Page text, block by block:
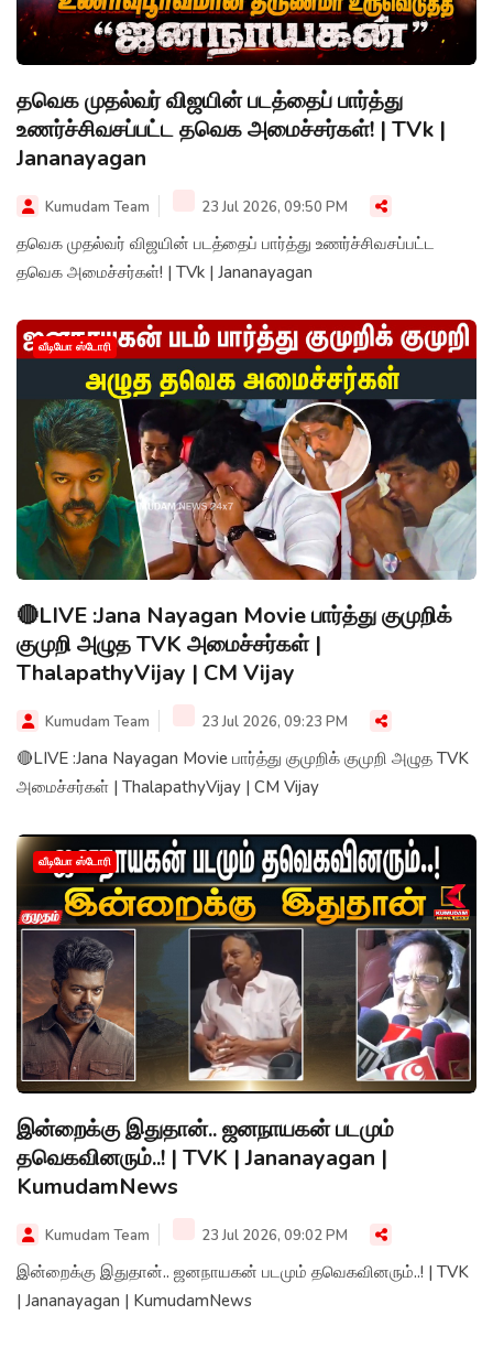
தவெக முதல்வர் விஜயின் படத்தைப் பார்த்து
உணர்ச்சிவசப்பட்ட தவெக அமைச்சர்கள்! | TVk |
Jananayagan
Kumudam Team 23 Jul 2026, 09:50 PM
தவெக முதல்வர் விஜயின் படத்தைப் பார்த்து உணர்ச்சிவசப்பட்ட
தவெக அமைச்சர்கள்! | TVk | Jananayagan
வீடியோ ஸ்டோரி
🔴LIVE :Jana Nayagan Movie பார்த்து குமுறிக்
குமுறி அழுத TVK அமைச்சர்கள் |
ThalapathyVijay | CM Vijay
Kumudam Team 23 Jul 2026, 09:23 PM
🔴LIVE :Jana Nayagan Movie பார்த்து குமுறிக் குமுறி அழுத TVK
அமைச்சர்கள் | ThalapathyVijay | CM Vijay
வீடியோ ஸ்டோரி
இன்றைக்கு இதுதான்.. ஜனநாயகன் படமும்
தவெகவினரும்..! | TVK | Jananayagan |
KumudamNews
Kumudam Team 23 Jul 2026, 09:02 PM
இன்றைக்கு இதுதான்.. ஜனநாயகன் படமும் தவெகவினரும்..! | TVK
| Jananayagan | KumudamNews